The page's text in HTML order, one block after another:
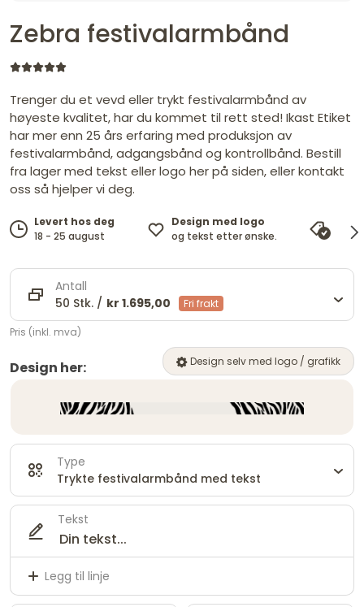
Zebra festivalarmbånd
Trenger du et vevd eller trykt festivalarmbånd av
høyeste kvalitet, har du kommet til rett sted! Ikast Etiket
har mer enn 25 års erfaring med produksjon av
festivalarmbånd, adgangsbånd og kontrollbånd. Bestill
fra lager med tekst eller logo her på siden, eller kontakt
oss så hjelper vi deg.
Levert hos deg
18 - 25 august
Design med logo
og tekst etter ønske.
vi
Antall
50 Stk. / kr 1.695,00 Fri frakt
Pris (inkl. mva)
Design her: Design selv med logo / grafikk
Type
Trykte festivalarmbånd med tekst
Tekst
Legg til linje